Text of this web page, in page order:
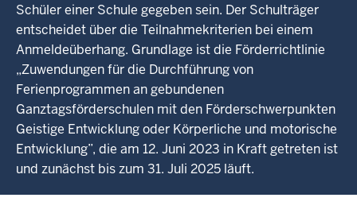
Schüler einer Schule gegeben sein. Der Schulträger
entscheidet über die Teilnahmekriterien bei einem
Anmeldeüberhang. Grundlage ist die Förderrichtlinie
„Zuwendungen für die Durchführung von
Ferienprogrammen an gebundenen
Ganztagsförderschulen mit den Förderschwerpunkten
Geistige Entwicklung oder Körperliche und motorische
Entwicklung”, die am 12. Juni 2023 in Kraft getreten ist
und zunächst bis zum 31. Juli 2025 läuft.